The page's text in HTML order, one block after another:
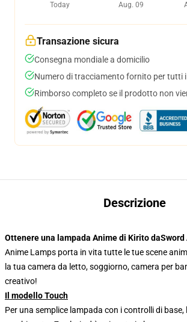
Today
Aug. 09
Transazione sicura
Consegna mondiale a domicilio
Numero di tracciamento fornito per tutti
Rimborso completo se il prodotto non
Descrizione
Ottenere una lampada Anime di Kirito daSword
Anime Lamps porta in vita tutte le tue scene
la tua camera da letto, soggiorno, camera per
creativo!
Il modello Touch
Per una semplice lampada con i controlli di